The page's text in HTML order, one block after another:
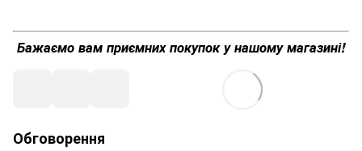
Бажаємо вам приємних покупок у нашому магазині!
Обговорення